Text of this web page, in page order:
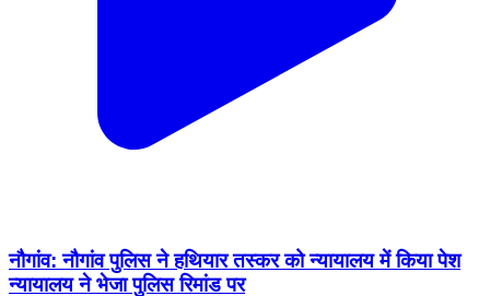
नौगांव: नौगांव पुलिस ने हथियार तस्कर को न्यायालय में किया पेश
न्यायालय ने भेजा पुलिस रिमांड पर